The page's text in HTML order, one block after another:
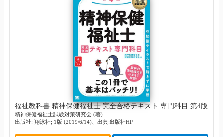
福祉教科書 精神保健福祉士 完全合格テキスト 専門科目 第4版
精神保健福祉士試験対策研究会 (著)
出版社: 翔泳社; 1版 (2019/6/14)、出典:出版社HP